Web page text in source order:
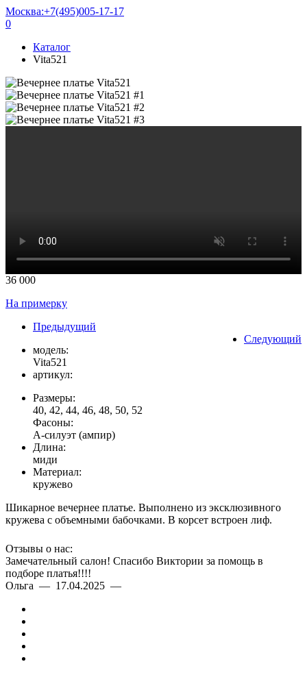
Москва:+7(495)005-17-17
0
Каталог
Vita521
36 000
На примерку
Предыдущий
Следующий
модель:
Vita521
артикул:
Размеры:
40, 42, 44, 46, 48, 50, 52
Фасоны:
А-силуэт (ампир)
Длина:
миди
Материал:
кружево
Шикарное вечернее платье. Выполнено из эксклюзивного
кружева с объемными бабочками. В корсет встроен лиф.
Отзывы о нас:
Замечательный салон! Спасибо Виктории за помощь в
подборе платья!!!!
Ольга — 17.04.2025 —